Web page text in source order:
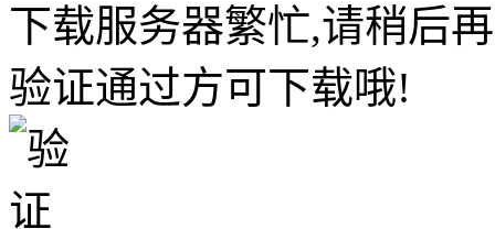
下载服务器繁忙,请稍后
验证通过方可下载哦!